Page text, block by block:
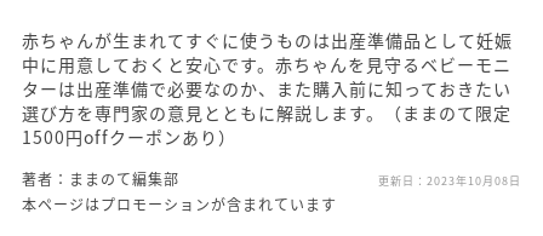
赤ちゃんが生まれてすぐに使うものは出産準備品として妊娠
中に用意しておくと安心です。赤ちゃんを見守るベビーモニ
ターは出産準備で必要なのか、また購入前に知っておきたい
選び方を専門家の意見とともに解説します。（ままのて限定
1500円offクーポンあり）
著者：ままのて編集部 更新日： 2023年10月08日
本ページはプロモーションが含まれています